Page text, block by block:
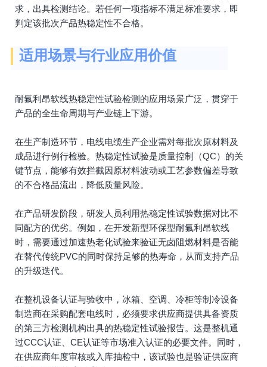
求，出具检测结论。若任何一项指标不满足标准要求，即
判定该批次产品热稳定性不合格。
适用场景与行业应用价值
耐氟利昂软线热稳定性试验检测的应用场景广泛，贯穿于
产品的全生命周期与产业链上下游。
在生产制造环节，电线电缆生产企业需对每批次原材料及
成品进行例行检验。热稳定性试验是质量控制（QC）的关
键节点，能够有效拦截因原材料波动或工艺参数偏差导致
的不合格品流出，降低质量风险。
在产品研发阶段，研发人员利用热稳定性试验数据对比不
同配方的优劣。例如，在开发新型环保型耐氟利昂软线
时，需要通过加速热老化试验来验证无卤阻燃材料是否能
在替代传统PVC的同时保持足够的热寿命，从而支持产品
的升级迭代。
在整机设备认证与验收中，冰箱、空调、冷柜等制冷设备
制造商在采购配套电线时，必须要求供应商提供具备资质
的第三方检测机构出具的热稳定性试验报告。这是整机通
过CCC认证、CE认证等市场准入认证的必要文件。同时，
在供应商年度审核或入库抽检中，该试验也是验证供应商